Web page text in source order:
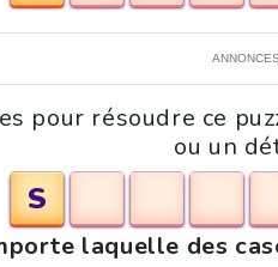
ANNONCES
pour résoudre ce
ou un
S
laquelle des